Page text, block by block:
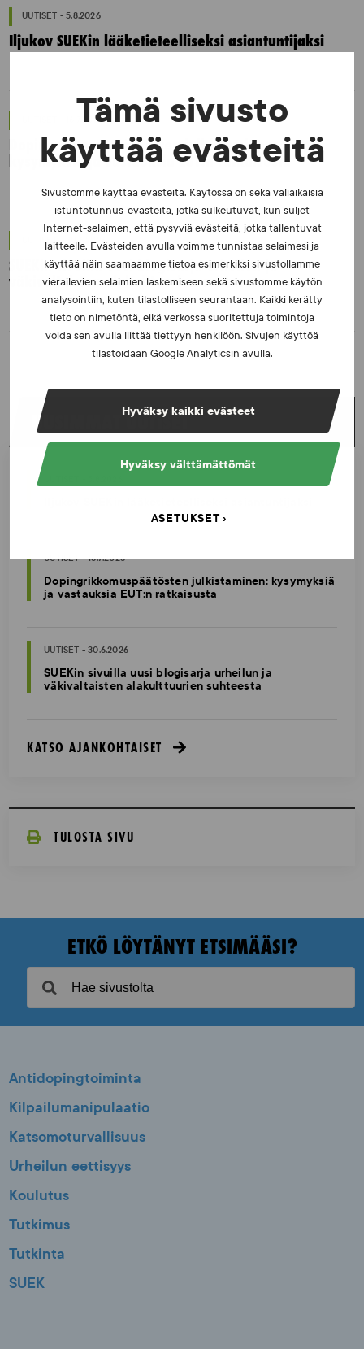
Tämä sivusto
käyttää evästeitä
Sivustomme käyttää evästeitä. Käytössä on sekä väliaikaisia
istuntotunnus-evästeitä, jotka sulkeutuvat, kun suljet
Internet-selaimen, että pysyviä evästeitä, jotka tallentuvat
laitteelle. Evästeiden avulla voimme tunnistaa selaimesi ja
käyttää näin saamaamme tietoa esimerkiksi sivustollamme
vierailevien selaimien laskemiseen sekä sivustomme käytön
analysointiin, kuten tilastolliseen seurantaan. Kaikki kerätty
tieto on nimetöntä, eikä verkossa suoritettuja toimintoja
voida sen avulla liittää tiettyyn henkilöön. Sivujen käyttöä
tilastoidaan Google Analyticsin avulla.
Hyväksy kaikki evästeet
Hyväksy välttämättömät
ASETUKSET
UUTISET - 5.8.2026
Iljukov SUEKin lääketieteelliseksi asiantuntijaksi
UUTISET - 16.7.2026
Dopingrikkomuspäätösten julkistaminen:
kysymyksiä ja vastauksia EUT:n ratkaisusta
UUTISET - 30.6.2026
SUEKin sivuilla uusi blogisarja urheilun ja
väkivaltaisten alakulttuurien suhteesta
UUSIMMAT UUTISET
UUTISET - 16.7.2026
Dopingrikkomuspäätösten julkistaminen: kysymyksiä
ja vastauksia EUT:n ratkaisusta
UUTISET - 30.6.2026
SUEKin sivuilla uusi blogisarja urheilun ja
väkivaltaisten alakulttuurien suhteesta
KATSO AJANKOHTAISET
TULOSTA SIVU
ETKÖ LÖYTÄNYT ETSIMÄÄSI?
Antidopingtoiminta
Kilpailumanipulaatio
Katsomoturvallisuus
Urheilun eettisyys
Koulutus
Tutkimus
Tutkinta
SUEK